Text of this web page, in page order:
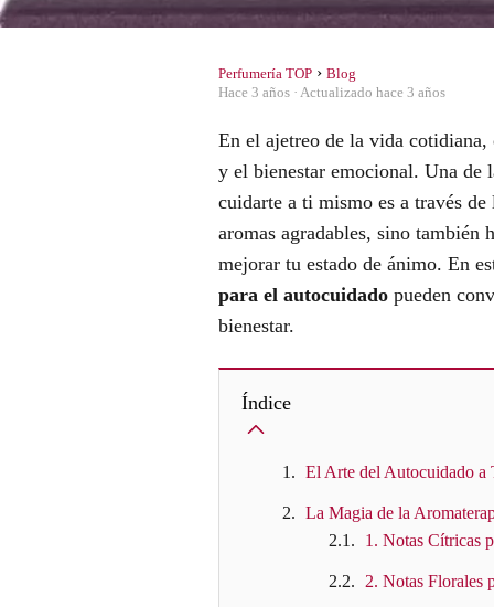
Perfumería TOP
Blog
hace 3 años · Actualizado hace 3 años
En el ajetreo de la vida
y el bienestar emocional. Una de
cuidarte a ti mismo es a través
aromas agradables, sino también
mejorar tu estado de ánimo. En
para el autocuidado pueden
bienestar.
Índice
El Arte del Autocuidado a
La Magia de la
1. Notas Cítricas
2. Notas Florales